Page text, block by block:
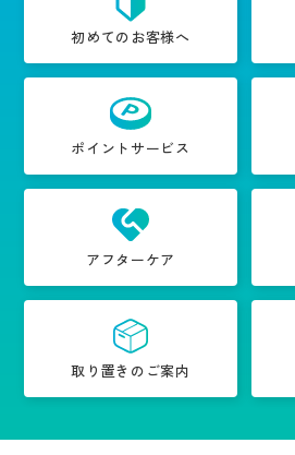
初めてのお客様へ
ポイントサービス
アフターケア
取り置きのご案内